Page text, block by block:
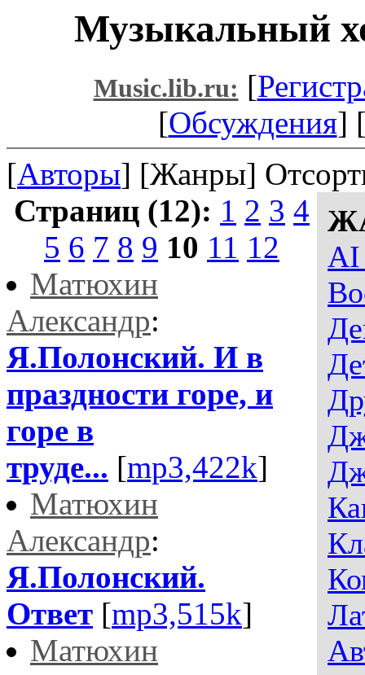
Музыкальный
Music.lib.ru: [
[Обсуждения]
[Авторы] [Жанры]
AI
Страниц (12): 1 2 3 4
5 6 7 8 9 10 11 12
Матюхин
Александр:
Я.Полонский. И в
праздности горе, и
горе в
труде... [mp3,422k]
Матюхин
Александр:
Я.Полонский.
Ответ [mp3,515k]
Матюхин